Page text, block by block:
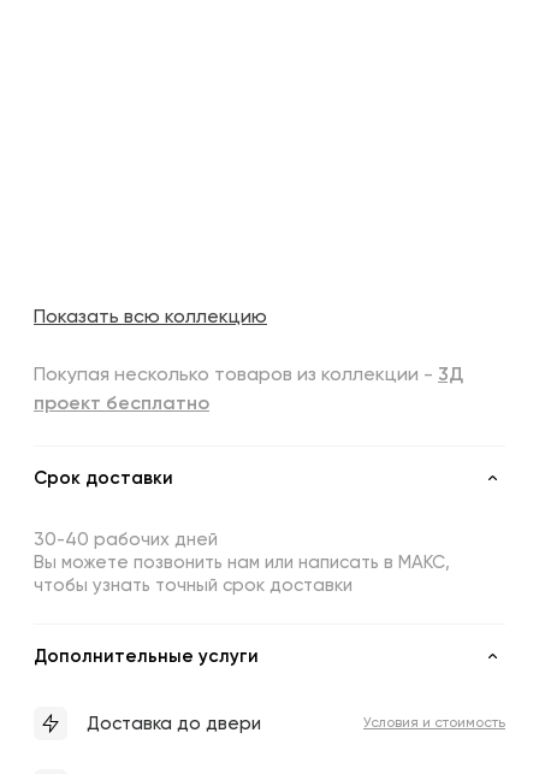
Показать всю коллекцию
Покупая несколько товаров из коллекции - 3Д
проект бесплатно
Срок доставки
30-40 рабочих дней
Вы можете позвонить нам или написать в МАКС,
чтобы узнать точный срок доставки
Дополнительные услуги
Доставка до двери Условия и стоимость